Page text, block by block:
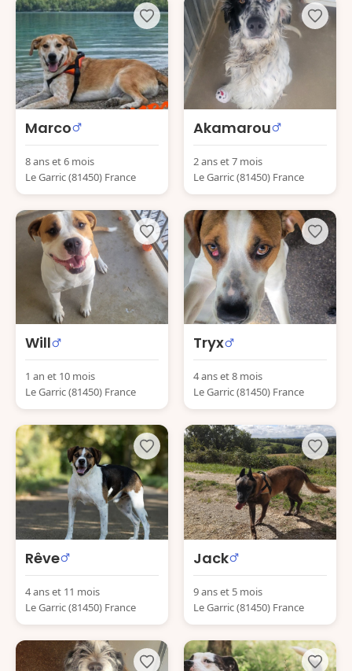
Marco
8 ans et 6 mois
Le Garric (81450) France
Akamarou
2 ans et 7 mois
Le Garric (81450) France
Will
1 an et 10 mois
Le Garric (81450) France
Tryx
4 ans et 8 mois
Le Garric (81450) France
Rêve
4 ans et 11 mois
Le Garric (81450) France
Jack
9 ans et 5 mois
Le Garric (81450) France